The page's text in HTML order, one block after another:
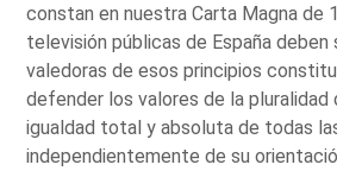
constan en nuestra Carta Magna de
televisión públicas de España deben
valedoras de esos principios
defender los valores de la pluralidad
igualdad total y absoluta de todas
independientemente de su